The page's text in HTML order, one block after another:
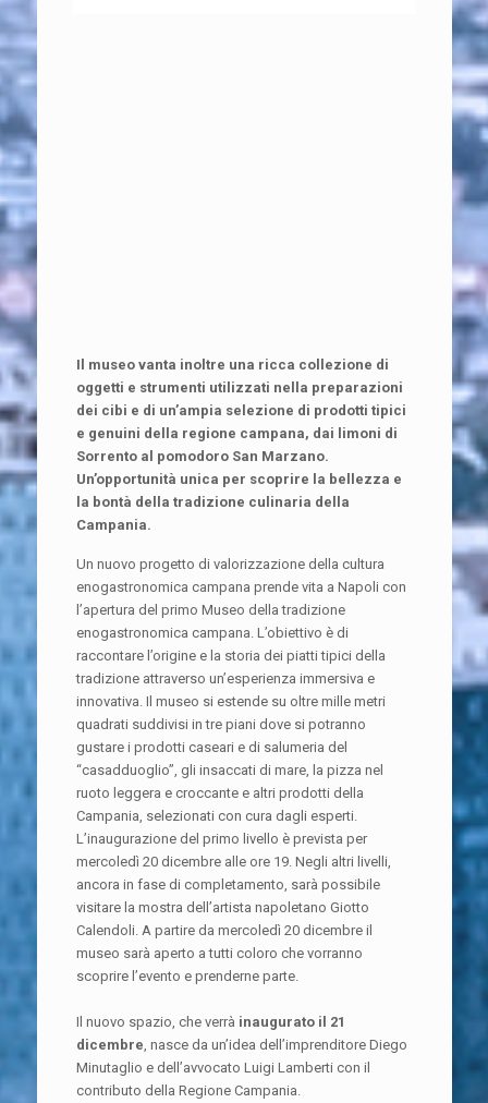
Il museo vanta inoltre una ricca collezione di
oggetti e strumenti utilizzati nella preparazioni
dei cibi e di un’ampia selezione di prodotti tipici
e genuini della regione campana, dai limoni di
Sorrento al pomodoro San Marzano.
Un’opportunità unica per scoprire la bellezza e
la bontà della tradizione culinaria della
Campania.
Un nuovo progetto di valorizzazione della cultura
enogastronomica campana prende vita a Napoli con
l’apertura del primo Museo della tradizione
enogastronomica campana. L’obiettivo è di
raccontare l’origine e la storia dei piatti tipici della
tradizione attraverso un’esperienza immersiva e
innovativa. Il museo si estende su oltre mille metri
quadrati suddivisi in tre piani dove si potranno
gustare i prodotti caseari e di salumeria del
“casadduoglio”, gli insaccati di mare, la pizza nel
ruoto leggera e croccante e altri prodotti della
Campania, selezionati con cura dagli esperti.
L’inaugurazione del primo livello è prevista per
mercoledì 20 dicembre alle ore 19. Negli altri livelli,
ancora in fase di completamento, sarà possibile
visitare la mostra dell’artista napoletano Giotto
Calendoli. A partire da mercoledì 20 dicembre il
museo sarà aperto a tutti coloro che vorranno
scoprire l’evento e prenderne parte.
Il nuovo spazio, che verrà inaugurato il 21
dicembre , nasce da un’idea dell’imprenditore Diego
Minutaglio e dell’avvocato Luigi Lamberti con il
contributo della Regione Campania.